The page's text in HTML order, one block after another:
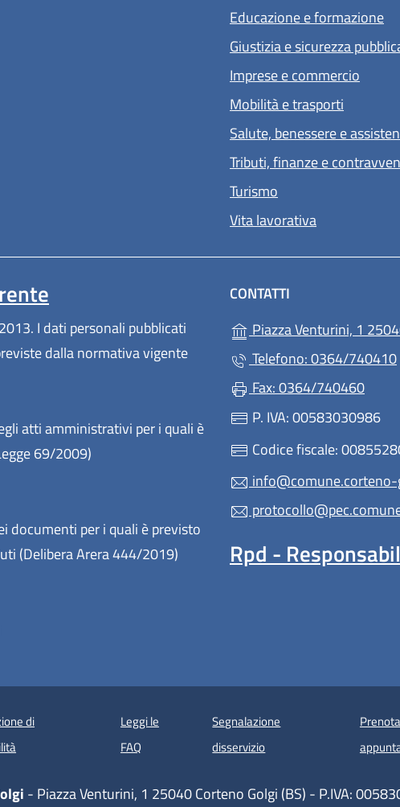
Educazione e formazione
Giustizia e sicurezza
Imprese e commercio
Mobilità e trasporti
Salute, benessere e
Tributi, finanze e
Turismo
Vita lavorativa
I dati personali pubblicati
dalla normativa vigente
atti amministrativi per i quali è
69/2009)
documenti per i quali è previsto
(Delibera Arera 444/2019)
CONTATTI
Piazza Venturini, 1
Telefono: 0364/740410
Fax: 0364/740460
P. IVA: 00583030986
Codice fiscale:
Rpd -
di
(apre in un'altra scheda).
Leggi le
FAQ
Segnalazione
disservizio
- Piazza Venturini, 1 25040 Corteno Golgi (BS) - P.IVA: